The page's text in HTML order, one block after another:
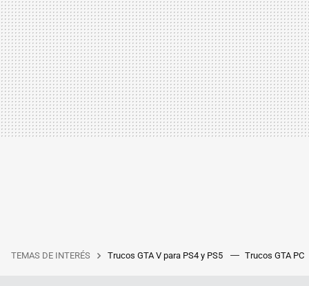
TEMAS DE INTERÉS Trucos GTA V para PS4 y PS5 Trucos GTA PC